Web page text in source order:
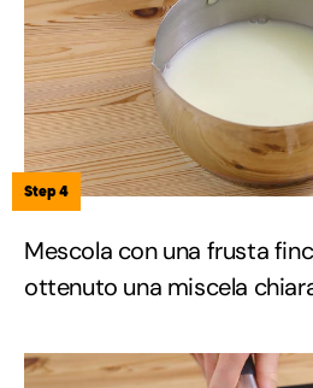
Step 4
Mescola con una frusta
ottenuto una miscela